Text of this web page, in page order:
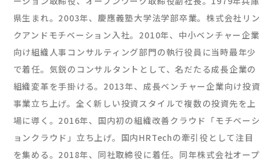
県生まれ。2003年、慶應義塾大学法学部卒業。株式会社リン
クアンドモチベーション入社。2010年、中小ベンチャー企業
向け組織人事コンサルティング部門の執行役員に当時最年少
で着任。気鋭のコンサルタントとして、名だたる成長企業の
組織変革を手掛ける。2013年、成長ベンチャー企業向け投資
事業立ち上げ。全く新しい投資スタイルで複数の投資先を上
場に導く。2016年、国内初の組織改善クラウド「モチベーシ
ョンクラウド」立ち上げ。国内HRTechの牽引役として注目
を集める。2018年、同社取締役に着任。同年株式会社オープ